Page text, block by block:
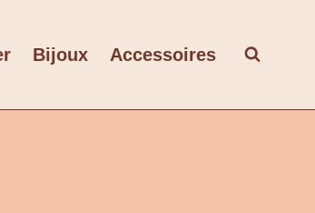
Bijoux Accessoires